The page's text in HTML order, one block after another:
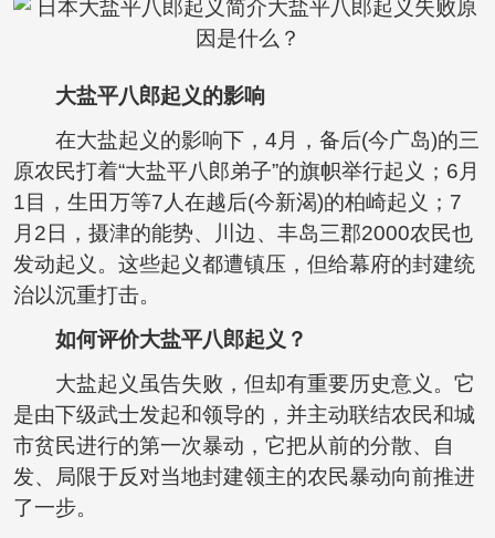
大盐平八郎起义的影响
在大盐起义的影响下，4月，备后(今广岛)的三
原农民打着“大盐平八郎弟子”的旗帜举行起义；6月
1目，生田万等7人在越后(今新渴)的柏崎起义；7
月2日，摄津的能势、川边、丰岛三郡2000农民也
发动起义。这些起义都遭镇压，但给幕府的封建统
治以沉重打击。
如何评价大盐平八郎起义？
大盐起义虽告失败，但却有重要历史意义。它
是由下级武士发起和领导的，并主动联结农民和城
市贫民进行的第一次暴动，它把从前的分散、自
发、局限于反对当地封建领主的农民暴动向前推进
了一步。